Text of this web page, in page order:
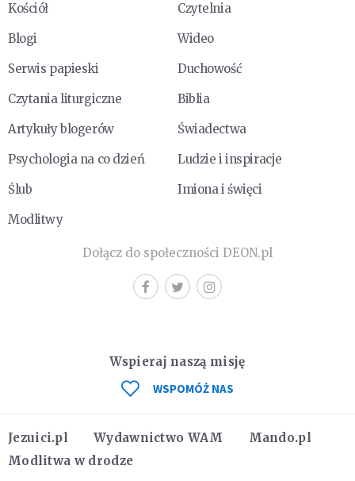
Kościół
Czytelnia
Blogi
Wideo
Serwis papieski
Duchowość
Czytania liturgiczne
Biblia
Artykuły blogerów
Świadectwa
Psychologia na co dzień
Ludzie i inspiracje
Ślub
Imiona i święci
Modlitwy
Dołącz do społeczności DEON.pl
Jezuici.pl Wydawnictwo WAM
Mando.pl
Modlitwa w drodze
Wspieraj naszą misję
WSPOMÓŻ NAS